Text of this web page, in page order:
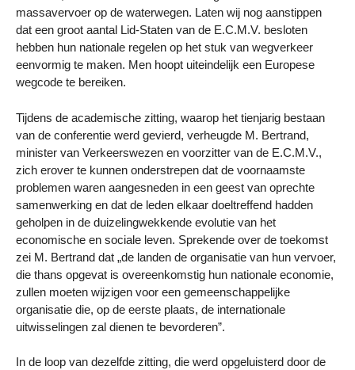
massavervoer op de waterwegen. Laten wij nog aanstippen
dat een groot aantal Lid-Staten van de E.C.M.V. besloten
hebben hun nationale regelen op het stuk van wegverkeer
eenvormig te maken. Men hoopt uiteindelijk een Europese
wegcode te bereiken.
Tijdens de academische zitting, waarop het tienjarig bestaan
van de conferentie werd gevierd, verheugde M. Bertrand,
minister van Verkeerswezen en voorzitter van de E.C.M.V.,
zich erover te kunnen onderstrepen dat de voornaamste
problemen waren aangesneden in een geest van oprechte
samenwerking en dat de leden elkaar doeltreffend hadden
geholpen in de duizelingwekkende evolutie van het
economische en sociale leven. Sprekende over de toekomst
zei M. Bertrand dat „de landen de organisatie van hun vervoer,
die thans opgevat is overeenkomstig hun nationale economie,
zullen moeten wijzigen voor een gemeenschappelijke
organisatie die, op de eerste plaats, de internationale
uitwisselingen zal dienen te bevorderen”.
In de loop van dezelfde zitting, die werd opgeluisterd door de